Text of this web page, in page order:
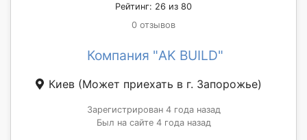
Рейтинг: 26 из 80
0 отзывов
Компания "AK BUILD"
Киев (Может приехать в г. Запорожье)
Зарегистрирован 4 года назад
Был на сайте 4 года назад